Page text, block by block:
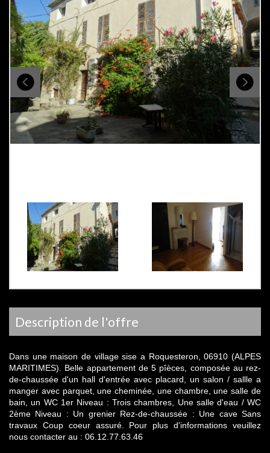
description de l'offre
Dans une maison de village sise a Roquesteron, 06910 (ALPES
MARITIMES). Belle appartement de 5 pîèces, composée au rez-
de-chaussée d'un hall d'entrée avec placard, un salon / sallle a
manger avec parquet, une cheminée, une chambre, une salle de
bain, un WC 1er Niveau : Trois chambres, Une salle d'eau / WC
2ème Niveau : Un grenier Rez-de-chaussée : Une cave Sans
travaux Coup coeur assuré. Pour plus d'informations veuillez
nous contacter au : 06.12.77.63.46